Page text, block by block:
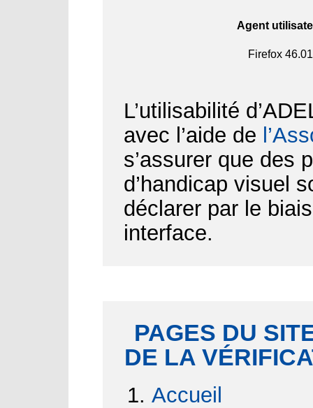
Agent
Firefox46.01
L’utilisabilité
avec l’aide de
s’assurer que des
d’handicap visuel
déclarer par le
interface.
PAGES DU
DE LA
Accueil